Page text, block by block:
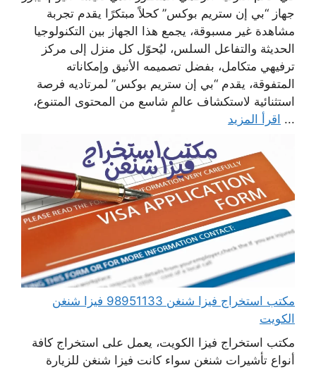
جهاز “بي إن ستريم بوكس” كحلاً مبتكرًا يقدم تجربة
مشاهدة غير مسبوقة، يجمع هذا الجهاز بين التكنولوجيا
الحديثة والتفاعل السلس، ليُحوّل كل منزل إلى مركز
ترفيهي متكامل، بفضل تصميمه الأنيق وإمكاناته
المتفوقة، يقدم “بي إن ستريم بوكس” لمرتاديه فرصة
استثنائية لاستكشاف عالمٍ شاسع من المحتوى المتنوع،
... اقرأ المزيد
مكتب استخراج فيزا شنغن 98951133 فيزا شنغن
الكويت
مكتب استخراج فيزا الكويت، يعمل على استخراج كافة
أنواع تأشيرات شنغن سواء كانت فيزا شنغن للزيارة